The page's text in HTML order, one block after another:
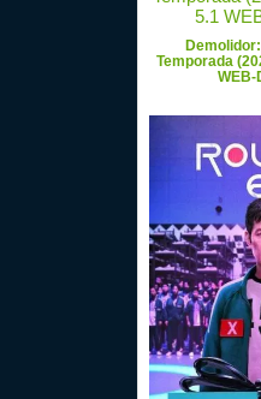
Temporada
WEB-